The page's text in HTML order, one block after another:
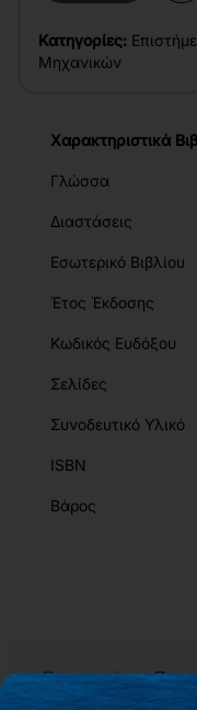
Κατηγορίες:
Μηχανικών
Χαρακτηριστικά
Γλώσσα
Διαστάσεις
Εσωτερικό Βιβλίου
Έτος Έκδοσης
Κωδικός Ευδόξου
Σελίδες
Συνοδευτικό Υλικό
ISBN
Βάρος
Περιγραφή